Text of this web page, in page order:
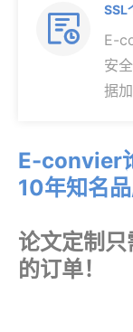

SSL
E-
安
据
E-convier
10年知名品
论文定制
的订单！